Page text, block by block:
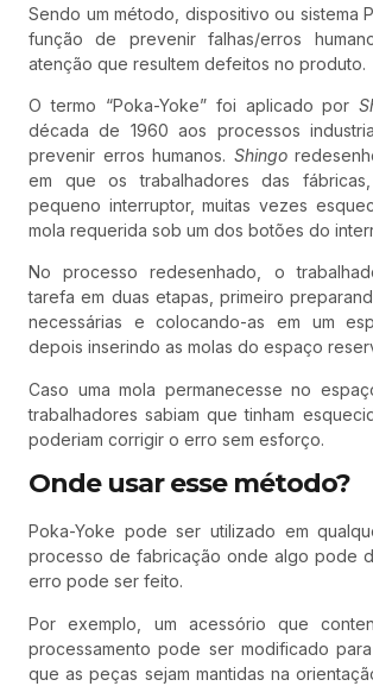
Sendo um método, dispositivo ou sistema
função de prevenir falhas/erros
atenção que resultem defeitos no produto.
O termo “Poka-Yoke” foi aplicado por
década de 1960 aos processos
prevenir erros humanos. Shingo
em que os trabalhadores das
pequeno interruptor, muitas vezes
mola requerida sob um dos botões do
No processo redesenhado, o
tarefa em duas etapas, primeiro
necessárias e colocando-as em um
depois inserindo as molas do espaço
Caso uma mola permanecesse no
trabalhadores sabiam que tinham
poderiam corrigir o erro sem esforço.
Onde usar esse método?
Poka-Yoke pode ser utilizado em
processo de fabricação onde algo pode
erro pode ser feito.
Por exemplo, um acessório que
processamento pode ser modificado
que as peças sejam mantidas na